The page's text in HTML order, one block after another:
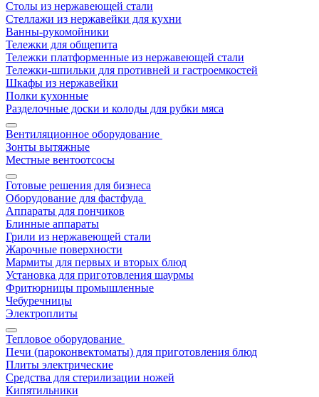
Столы из нержавеющей стали
Стеллажи из нержавейки для кухни
Ванны-рукомойники
Тележки для общепита
Тележки платформенные из нержавеющей стали
Тележки-шпильки для противней и гастроемкостей
Шкафы из нержавейки
Полки кухонные
Разделочные доски и колоды для рубки мяса
Вентиляционное оборудование
Зонты вытяжные
Местные вентоотсосы
Готовые решения для бизнеса
Оборудование для фастфуда
Аппараты для пончиков
Блинные аппараты
Грили из нержавеющей стали
Жарочные поверхности
Мармиты для первых и вторых блюд
Установка для приготовления шаурмы
Фритюрницы промышленные
Чебуречницы
Электроплиты
Тепловое оборудование
Печи (пароконвектоматы) для приготовления блюд
Плиты электрические
Средства для стерилизации ножей
Кипятильники